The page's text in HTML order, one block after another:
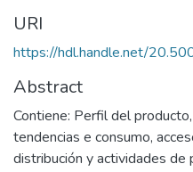
URI
https://hdl.handle.net/
Abstract
Contiene: Perfil del
tendencias e consumo,
distribución y actividades de